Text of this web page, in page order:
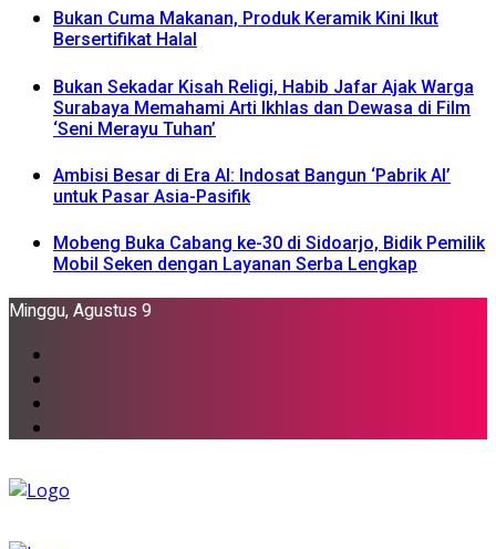
Bukan Cuma Makanan, Produk Keramik Kini Ikut
Bersertifikat Halal
Bukan Sekadar Kisah Religi, Habib Jafar Ajak Warga
Surabaya Memahami Arti Ikhlas dan Dewasa di Film
‘Seni Merayu Tuhan’
Ambisi Besar di Era AI: Indosat Bangun ‘Pabrik AI’
untuk Pasar Asia-Pasifik
Mobeng Buka Cabang ke-30 di Sidoarjo, Bidik Pemilik
Mobil Seken dengan Layanan Serba Lengkap
Minggu, Agustus 9